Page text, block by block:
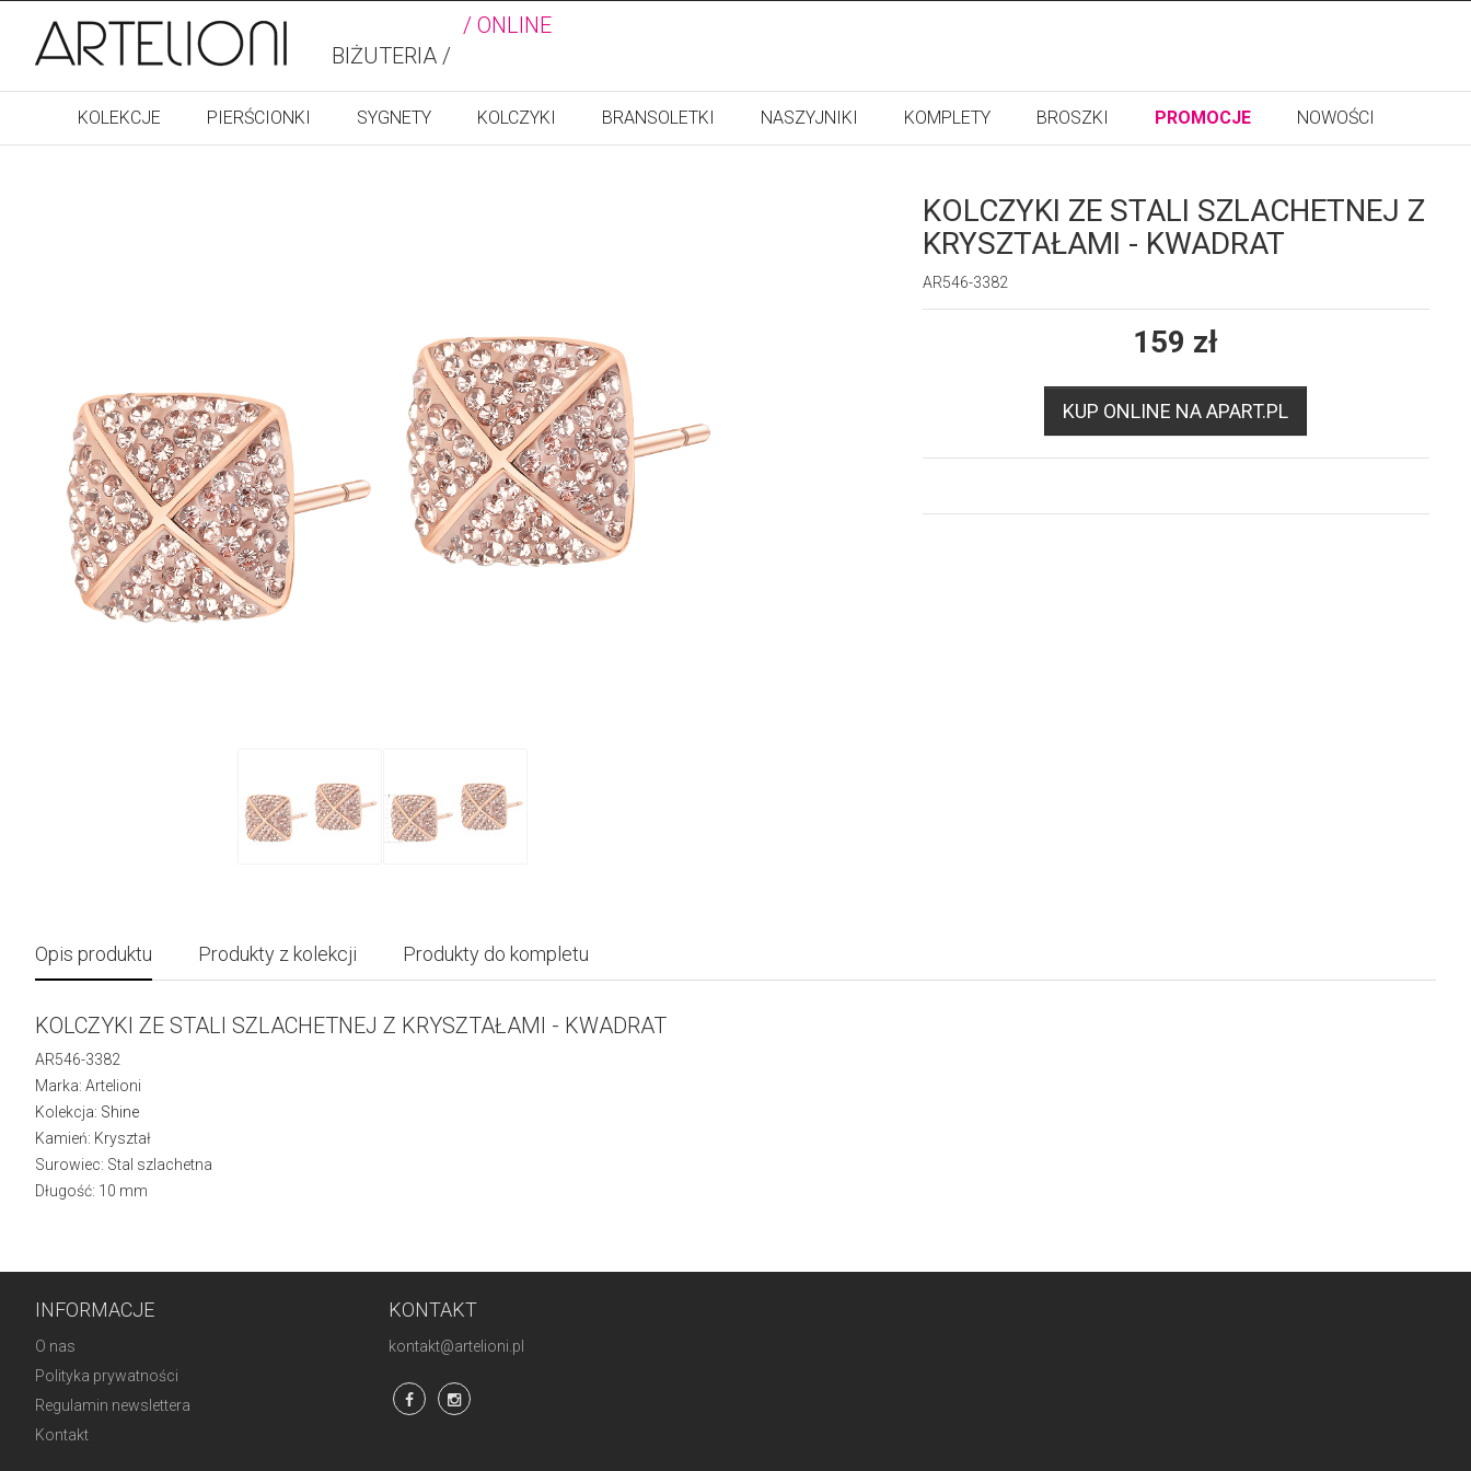
/ ONLINE
BIŻUTERIA /
KOLEKCJE PIERŚCIONKI SYGNETY KOLCZYKI BRANSOLETKI NASZYJNIKI KOMPLETY BROSZKI PROMOCJE NOWOŚCI
KOLCZYKI ZE STALI SZLACHETNEJ Z
KRYSZTAŁAMI - KWADRAT
AR546-3382
159 zł
KUP ONLINE NA APART.PL
Opis produktu Produkty z kolekcji Produkty do kompletu
KOLCZYKI ZE STALI SZLACHETNEJ Z KRYSZTAŁAMI - KWADRAT
AR546-3382
Marka: Artelioni
Kolekcja: Shine
Kamień: Kryształ
Surowiec: Stal szlachetna
Długość: 10 mm
INFORMACJE
O nas
Polityka prywatności
Regulamin newslettera
Kontakt
KONTAKT
kontakt@artelioni.pl